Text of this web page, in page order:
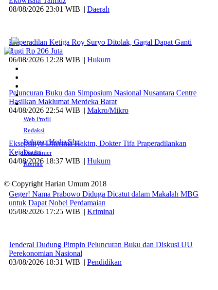
08/08/2026 23:01 WIB || Daerah
Praperadilan Ketiga Roy Suryo Ditolak, Gagal Dapat Ganti
Rugi Rp 206 Juta
06/08/2026 12:28 WIB || Hukum
Peluncuran Buku dan Simposium Nasional Nusantara Centre
Hasilkan Maklumat Merdeka Barat
04/08/2026 22:54 WIB || Makro/Mikro
Eksepsinya Diterima Hakim, Dokter Tifa Praperadilankan
Kejaksaan
04/08/2026 18:37 WIB || Hukum
Geger! Nama Prabowo Diduga Dicatut dalam Makalah MBG
untuk Dapat Nobel Perdamaian
05/08/2026 17:25 WIB || Kriminal
Jenderal Dudung Pimpin Peluncuran Buku dan Diskusi UU
Perekonomian Nasional
03/08/2026 18:31 WIB || Pendidikan
Web Profil
Redaksi
Pedoman Media Siber
Disclaimer
Kontak
© Copyright Harian Umum 2018